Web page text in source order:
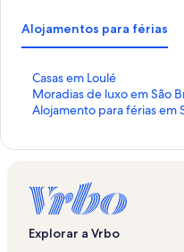
Alojamentos para férias
Casas em Loulé
H
i
p
g
a
ã
Moradias de luxo em São
H
i
i
g
ç
Alojamento para férias em
H
l
i
a
Explorar a Vrbo